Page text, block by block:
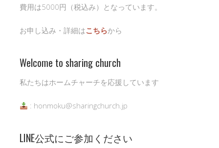
費用は5000円（税込み）となっています。
お申し込み・詳細はこちらから
Welcome to sharing church
私たちはホームチャーチを応援しています
: honmoku@sharingchurch.jp
LINE公式にご参加ください